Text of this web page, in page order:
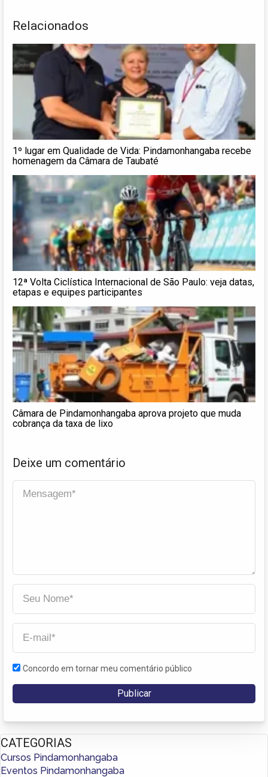
Relacionados
1º lugar em Qualidade de Vida: Pindamonhangaba recebe
homenagem da Câmara de Taubaté
12ª Volta Ciclística Internacional de São Paulo: veja datas,
etapas e equipes participantes
Câmara de Pindamonhangaba aprova projeto que muda
cobrança da taxa de lixo
Deixe um comentário
Concordo em tornar meu comentário público
CATEGORIAS
Cursos Pindamonhangaba
Eventos Pindamonhangaba